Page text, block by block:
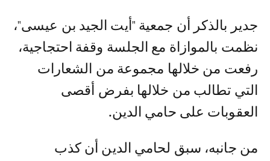
جدير بالذكر أن جمعية "أيت الجيد بن عيسى"،
نظمت بالموازاة مع الجلسة وقفة احتجاجية،
رفعت من خلالها مجموعة من الشعارات
التي تطالب من خلالها بفرض أقصى
العقوبات على حامي الدين.
من جانبه، سبق لحامي الدين أن كذب